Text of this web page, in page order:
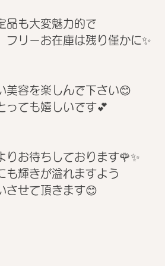
品も大変魅力的で
フリーお在庫は残り僅かに✨
美容を楽しんで下さい😊
っても嬉しいです💕
りお待ちしております🌹✨
も輝きが溢れますよう
させて頂きます😊